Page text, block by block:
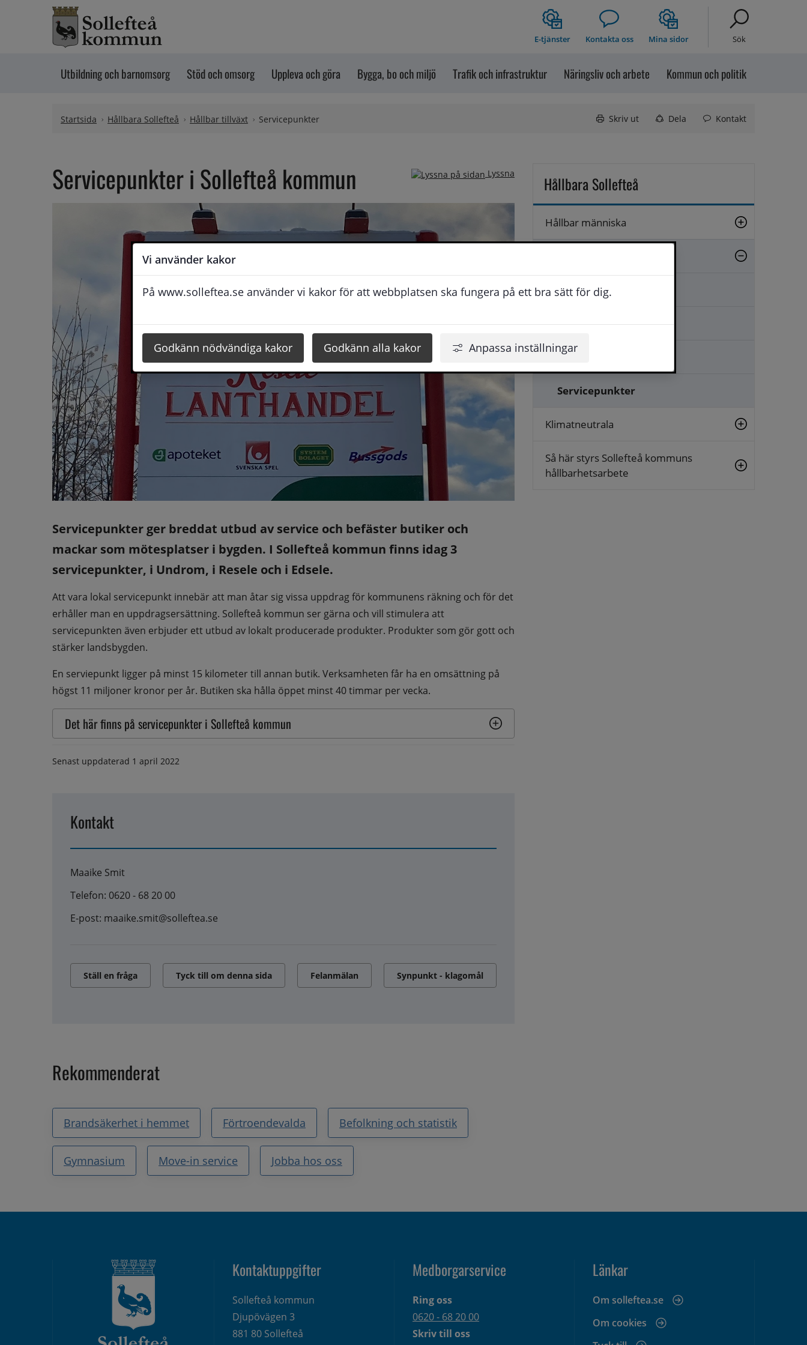
Vi använder kakor
På www.solleftea.se använder vi kakor för att webbplatsen ska fungera på ett bra sätt för dig.
Godkänn nödvändiga kakor Godkänn alla kakor Anpassa inställningar
Hoppa till innehåll
E-tjänster Kontakta oss Mina sidor Sök
Utbildning och barnomsorg Stöd och omsorg Uppleva och göra Bygga, bo och miljö Trafik och infrastruktur Näringsliv och arbete Kommun och politik
Startsida Hållbara Sollefteå Hållbar tillväxt Servicepunkter Skriv ut Dela Kontakt
Lyssna
Servicepunkter i Sollefteå kommun
Servicepunkter ger breddat utbud av service och befäster butiker och
mackar som mötesplatser i bygden. I Sollefteå kommun finns idag 3
servicepunkter, i Undrom, i Resele och i Edsele.
Att vara lokal servicepunkt innebär att man åtar sig vissa uppdrag för kommunens räkning och för det
erhåller man en uppdragsersättning. Sollefteå kommun ser gärna och vill stimulera att
servicepunkten även erbjuder ett utbud av lokalt producerade produkter. Produkter som gör gott och
stärker landsbygden.
En serviepunkt ligger på minst 15 kilometer till annan butik. Verksamheten får ha en omsättning på
högst 11 miljoner kronor per år. Butiken ska hålla öppet minst 40 timmar per vecka.
Det här finns på servicepunkter i Sollefteå kommun
Senast uppdaterad 1 april 2022
Kontakt
Maaike Smit
Telefon: 0620 - 68 20 00
E-post: maaike.smit@solleftea.se
Ställ en fråga Tyck till om denna sida Felanmälan Synpunkt - klagomål
Rekommenderat
Brandsäkerhet i hemmet Förtroendevalda Befolkning och statistik
Gymnasium Move-in service Jobba hos oss
Hållbara Sollefteå
Hållbar människa
Hemsändningsbidrag
Landsbygdsrådet
Landsbygdsutveckling
Servicepunkter
Klimatneutrala
Så här styrs Sollefteå kommuns
hållbarhetsarbete
Kontaktuppgifter
Sollefteå kommun
Djupövägen 3
881 80 Sollefteå
Medborgarservice
Ring oss
0620 - 68 20 00
Skriv till oss
Länkar
Om solleftea.se
Om cookies